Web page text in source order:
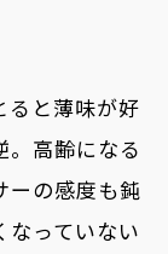
ると薄味が好
。高齢になる
ーの感度も鈍
なっていない